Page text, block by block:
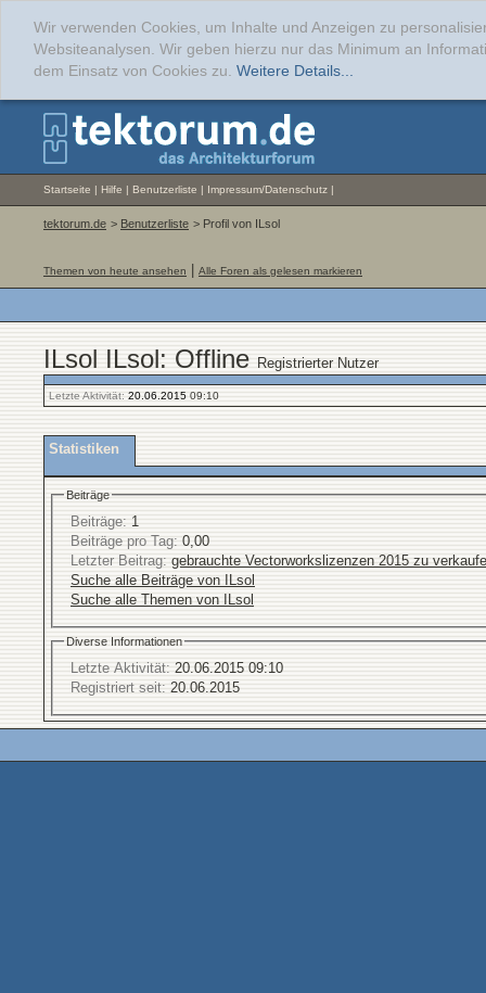
Wir verwenden Cookies, um Inhalte und Anzeigen zu
Websiteanalysen. Wir geben hierzu nur das Minimum an
dem Einsatz von Cookies zu. Weitere Details...
Startseite | Hilfe | Benutzerliste | Impressum/Datenschutz |
tektorum.de > Benutzerliste > Profil von ILsol
Themen von heute ansehen Alle Foren als gelesen markieren
ILsol ILsol: Offline Registrierter Nutzer
Letzte Aktivität: 20.06.2015 09:10
Statistiken
Beiträge
Beiträge: 1
Beiträge pro Tag: 0,00
Letzter Beitrag: gebrauchte Vectorworkslizenzen 2015 zu
Suche alle Beiträge von ILsol
Suche alle Themen von ILsol
Diverse Informationen
Letzte Aktivität: 20.06.2015 09:10
Registriert seit: 20.06.2015